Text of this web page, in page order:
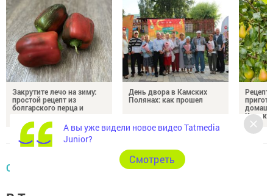
Закрутите лечо на зиму:
простой рецепт из
болгарского перца и
помидоров
День двора в Камских
Полянах: как прошел
ОБЩЕСТВО
А вы уже видели новое видео Tatmedia
Junior?
Cмотреть